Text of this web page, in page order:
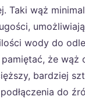
Taki wąż
wody do
że wąż
bardziej
do